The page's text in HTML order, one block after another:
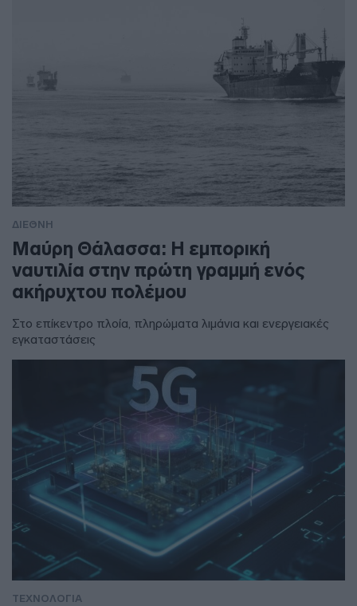
ΔΙΕΘΝΗ
Μαύρη Θάλασσα: Η εμπορική
ναυτιλία στην πρώτη γραμμή ενός
ακήρυχτου πολέμου
Στο επίκεντρο πλοία, πληρώματα λιμάνια και ενεργειακές
εγκαταστάσεις
ΤΕΧΝΟΛΟΓΙΑ